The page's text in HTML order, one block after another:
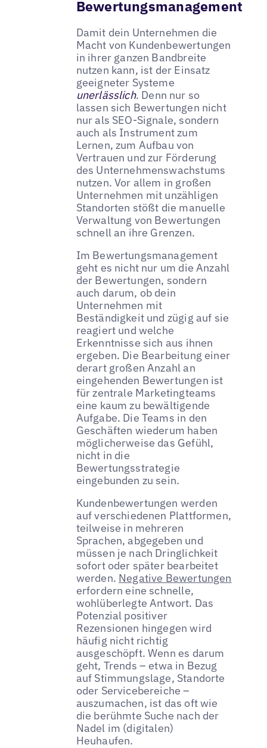
Bewertungsmanagement
Damit dein Unternehmen die
Macht von Kundenbewertungen
in ihrer ganzen Bandbreite
nutzen kann, ist der Einsatz
geeigneter Systeme
unerlässlich. Denn nur so
lassen sich Bewertungen nicht
nur als SEO-Signale, sondern
auch als Instrument zum
Lernen, zum Aufbau von
Vertrauen und zur Förderung
des Unternehmenswachstums
nutzen. Vor allem in großen
Unternehmen mit unzähligen
Standorten stößt die manuelle
Verwaltung von Bewertungen
schnell an ihre Grenzen.
Im Bewertungsmanagement
geht es nicht nur um die Anzahl
der Bewertungen, sondern
auch darum, ob dein
Unternehmen mit
Beständigkeit und zügig auf sie
reagiert und welche
Erkenntnisse sich aus ihnen
ergeben. Die Bearbeitung einer
derart großen Anzahl an
eingehenden Bewertungen ist
für zentrale Marketingteams
eine kaum zu bewältigende
Aufgabe. Die Teams in den
Geschäften wiederum haben
möglicherweise das Gefühl,
nicht in die
Bewertungsstrategie
eingebunden zu sein.
Kundenbewertungen werden
auf verschiedenen Plattformen,
teilweise in mehreren
Sprachen, abgegeben und
müssen je nach Dringlichkeit
sofort oder später bearbeitet
werden. Negative Bewertungen
erfordern eine schnelle,
wohlüberlegte Antwort. Das
Potenzial positiver
Rezensionen hingegen wird
häufig nicht richtig
ausgeschöpft. Wenn es darum
geht, Trends – etwa in Bezug
auf Stimmungslage, Standorte
oder Servicebereiche –
auszumachen, ist das oft wie
die berühmte Suche nach der
Nadel im (digitalen)
Heuhaufen.